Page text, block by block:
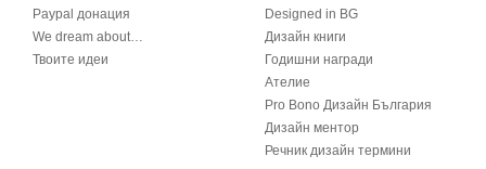
Paypal донация
We dream about…
Твоите идеи
Designed in BG
Дизайн книги
Годишни награди
Ателие
Pro Bono Дизайн България
Дизайн ментор
Речник дизайн термини